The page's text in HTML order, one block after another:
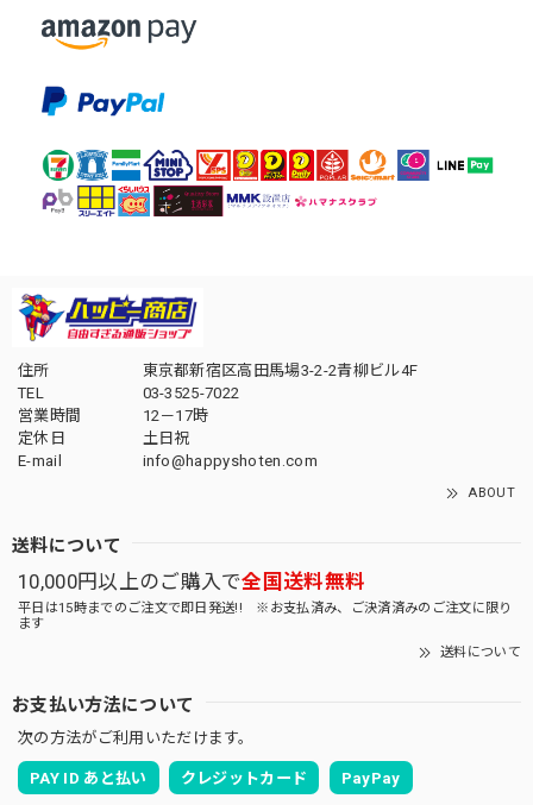
住所
東京都新宿区高田馬場3-2-2青柳ビル4F
TEL
03-3525-7022
営業時間
12－17時
定休日
土日祝
E-mail
info@happyshoten.com
ABOUT
送料について
10,000円以上のご購入で全国送料無料
平日は15時までのご注文で即日発送!! ※お支払済み、ご決済済みのご注文に限り
ます
送料について
お支払い方法について
次の方法がご利用いただけます。
PAY ID あと払い クレジットカード PayPay